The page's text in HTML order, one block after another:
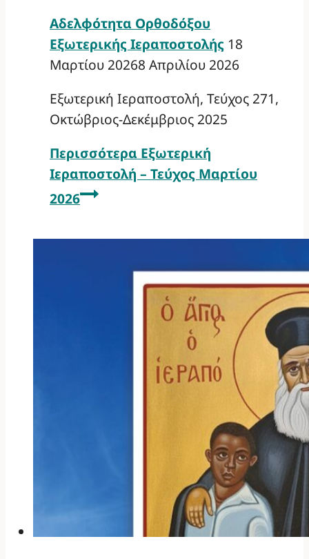
Αδελφότητα Ορθοδόξου
Εξωτερικής Ιεραποστολής 18
Μαρτίου 20268 Απριλίου 2026
Εξωτερική Ιεραποστολή, Τεύχος 271,
Οκτώβριος-Δεκέμβριος 2025
Περισσότερα Εξωτερική
Ιεραποστολή – Τεύχος Μαρτίου
2026